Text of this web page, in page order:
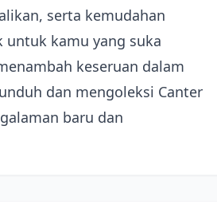
serta kemudahan
kamu yang suka
keseruan dalam
dan mengoleksi Canter
baru dan